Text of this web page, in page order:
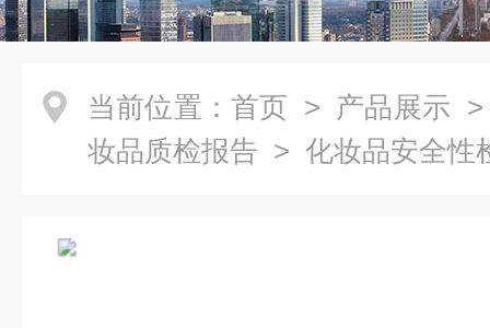
当前位置： 首页 > 产品展示
妆品质检报告 > 化妆品安全性